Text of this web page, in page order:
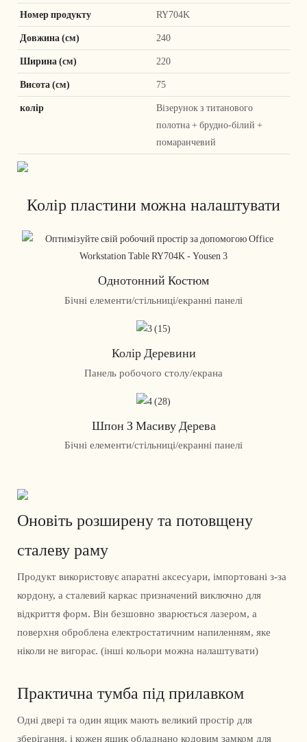
Номер продукту RY704K
Довжина (см) 240
Ширина (см) 220
Висота (см) 75
колір
Візерунок з титанового
полотна + брудно-білий +
помаранчевий
Колір пластини можна налаштувати
Однотонний Костюм
Бічні елементи/стільниці/екранні панелі
Колір Деревини
Панель робочого столу/екрана
Шпон З Масиву Дерева
Бічні елементи/стільниці/екранні панелі
Оновіть розширену та потовщену
сталеву раму
Продукт використовує апаратні аксесуари, імпортовані з-за
кордону, а сталевий каркас призначений виключно для
відкриття форм. Він безшовно зварюється лазером, а
поверхня оброблена електростатичним напиленням, яке
ніколи не вигорає. (інші кольори можна налаштувати)
Практична тумба під прилавком
Одні двері та один ящик мають великий простір для
зберігання, і кожен ящик обладнано кодовим замком для